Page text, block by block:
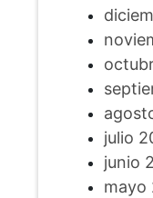
julio
junio
mayo